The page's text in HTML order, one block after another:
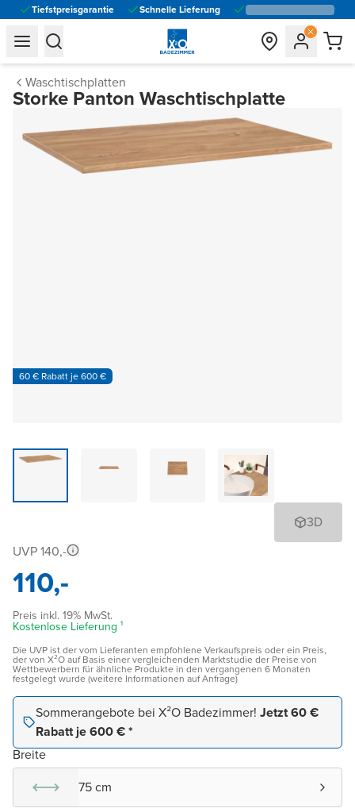
Tiefstpreisgarantie Schnelle Lieferung
general.navigation.toggle_menu.label
general.navigation.toggle_menu.label
Waschtischplatten
Storke Panton Waschtischplatte
60 € Rabatt je 600 €
3D
UVP 140,-
110,-
Preis inkl. 19% MwSt.
Kostenlose Lieferung ¹
Die UVP ist der vom Lieferanten empfohlene Verkaufspreis oder ein Preis,
der von X²O auf Basis einer vergleichenden Marktstudie der Preise von
Wettbewerbern für ähnliche Produkte in den vergangenen 6 Monaten
festgelegt wurde (weitere Informationen auf Anfrage)
Sommerangebote bei X²O Badezimmer! Jetzt 60 €
Rabatt je 600 € *
Breite
75 cm